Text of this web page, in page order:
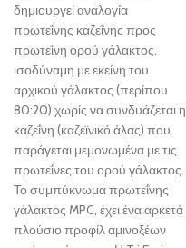
δημιουργεί αναλογία
πρωτεΐνης καζεΐνης προς
πρωτεΐνη ορού γάλακτος,
ισοδύναμη με εκείνη του
αρχικού γάλακτος (περίπου
80:20) χωρίς να συνδυάζεται η
καζεΐνη (καζεϊνικό άλας) που
παράγεται μεμονωμένα με τις
πρωτεΐνες του ορού γάλακτος.
Το συμπύκνωμα πρωτεΐνης
γάλακτος MPC, έχει ένα αρκετά
πλούσιο προφίλ αμινοξέων